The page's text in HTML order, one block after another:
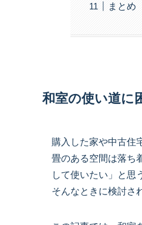
まとめ
和室の使い道に
購入した家や中古住
畳のある空間は落ち
して使いたい」と思
そんなときに検討さ